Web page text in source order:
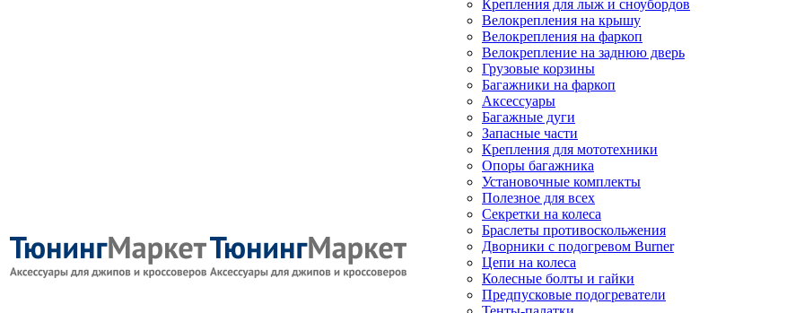
Крепления для лыж и сноубордов
Велокрепления на крышу
Велокрепления на фаркоп
Велокрепление на заднюю дверь
Грузовые корзины
Багажники на фаркоп
Аксессуары
Багажные дуги
Запасные части
Крепления для мототехники
Опоры багажника
Установочные комплекты
Полезное для всех
Секретки на колеса
Браслеты противоскольжения
Дворники с подогревом Burner
Цепи на колеса
Колесные болты и гайки
Предпусковые подогреватели